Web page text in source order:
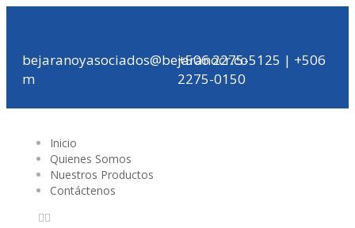
bejaranoyasociados@bejaranocr.co
m
+506 2275-5125 | +506
2275-0150
Inicio
Quienes Somos
Nuestros Productos
Contáctenos